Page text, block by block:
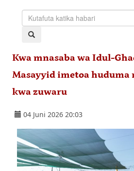
Kwa mnasaba wa Idul-
Masayyid imetoa
kwa zuwaru
04 Juni 2026 20:03